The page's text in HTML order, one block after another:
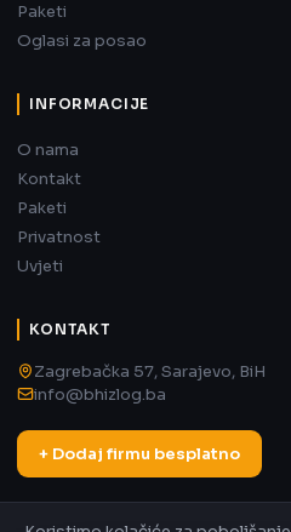
Paketi
Oglasi za posao
INFORMACIJE
O nama
Kontakt
Paketi
Privatnost
Uvjeti
KONTAKT
Zagrebačka 57, Sarajevo, BiH
info@bhizlog.ba
+ Dodaj firmu besplatno